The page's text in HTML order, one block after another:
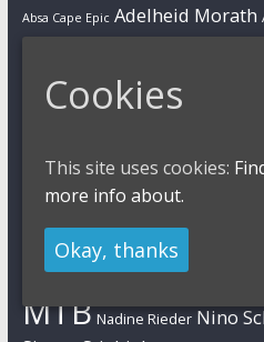
Absa Cape Epic Adelheid Morath
Cyclo-Cross Daniel Geismayr
Brandau Esther Süss Eva Lechner
Jolanda
Karl Platt Kathrin Stirnemann Kristian
Manuel FumicMarathon
Kaufmann Markus Schulte-
Max Brandl Moritz Milatz
MTB Nadine Rieder Nino
Cookies
This site uses cookies:
more info about.
Okay, thanks